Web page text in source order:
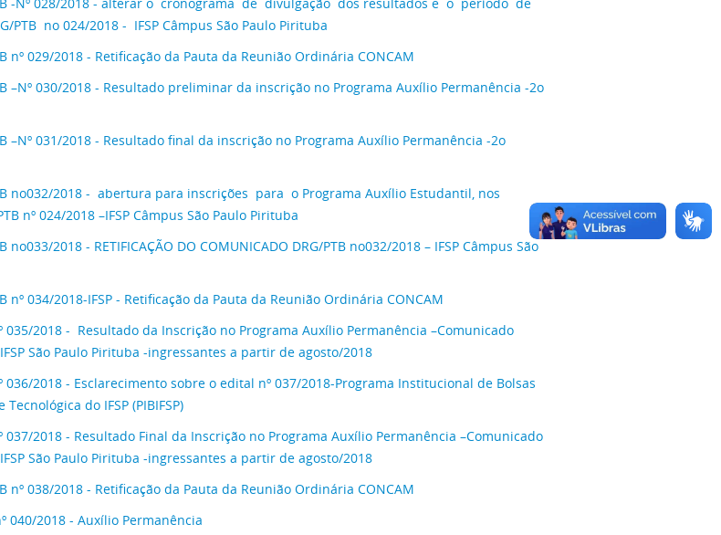
PTB no 024/2018 - IFSP Câmpus São Paulo Pirituba
nº 029/2018 - Retificação da Pauta da Reunião Ordinária CONCAM
–Nº 030/2018 - Resultado preliminar da inscrição no Programa Auxílio Permanência -2o
–Nº 031/2018 - Resultado final da inscrição no Programa Auxílio Permanência -2o
no032/2018 - abertura para inscrições para o Programa Auxílio Estudantil, nos
nº 024/2018 –IFSP Câmpus São Paulo Pirituba
no033/2018 - RETIFICAÇÃO DO COMUNICADO DRG/PTB no032/2018 – IFSP Câmpus São
nº 034/2018-IFSP - Retificação da Pauta da Reunião Ordinária CONCAM
035/2018 - Resultado da Inscrição no Programa Auxílio Permanência –Comunicado
São Paulo Pirituba -ingressantes a partir de agosto/2018
036/2018 - Esclarecimento sobre o edital nº 037/2018-Programa Institucional de Bolsas
do IFSP (PIBIFSP)
037/2018 - Resultado Final da Inscrição no Programa Auxílio Permanência –Comunicado
São Paulo Pirituba -ingressantes a partir de agosto/2018
nº 038/2018 - Retificação da Pauta da Reunião Ordinária CONCAM
040/2018 - Auxílio Permanência